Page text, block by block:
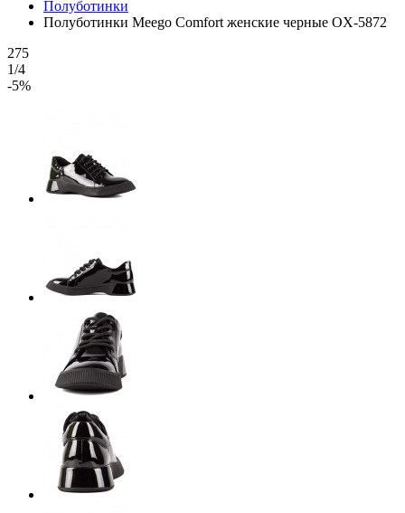
Полуботинки
Полуботинки Meego Comfort женские черные OX-5872
275
1/4
-5%